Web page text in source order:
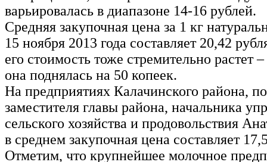
варьировалась в диапазоне 14-16 рублей.
Средняя закупочная цена за 1 кг
15 ноября 2013 года составляет 20,42
его стоимость тоже стремительно растет
она поднялась на 50 копеек.
На предприятиях Калачинского района,
заместителя главы района, начальника
сельского хозяйства и продовольствия
в среднем закупочная цена составляет
Отметим, что крупнейшее молочное